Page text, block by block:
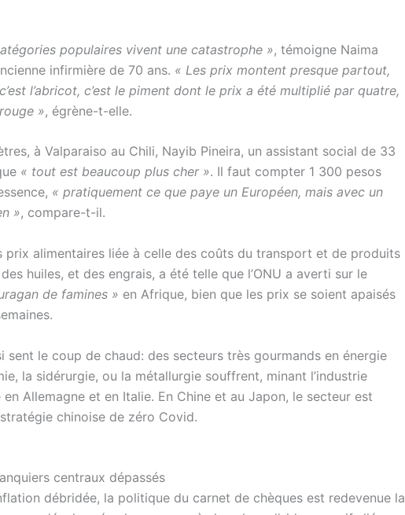
populaires vivent une catastrophe », témoigne Naima
infirmière de 70 ans. « Les prix montent presque partout,
l’abricot, c’est le piment dont le prix a été multiplié par quatre,
», égrène-t-elle.
à Valparaiso au Chili, Nayib Pineira, un assistant social de 33
« tout est beaucoup plus cher ». Il faut compter 1 300 pesos
« pratiquement ce que paye un Européen, mais avec un
», compare-t-il.
prix alimentaires liée à celle des coûts du transport et de produits
huiles, et des engrais, a été telle que l’ONU a averti sur le
de famines » en Afrique, bien que les prix se soient apaisés
sent le coup de chaud: des secteurs très gourmands en énergie
la sidérurgie, ou la métallurgie souffrent, minant l’industrie
Allemagne et en Italie. En Chine et au Japon, le secteur est
chinoise de zéro Covid.
centraux dépassés
débridée, la politique du carnet de chèques est redevenue la